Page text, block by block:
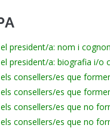
president/a: nom i
president/a: biografia i/o
consellers/es que
consellers/es que
consellers/es que no
consellers/es que no